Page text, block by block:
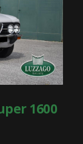
1600